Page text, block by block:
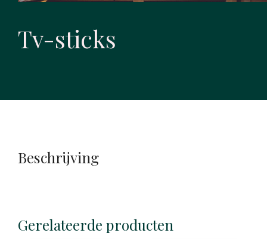
Tv-sticks
Beschrijving
Gerelateerde producten